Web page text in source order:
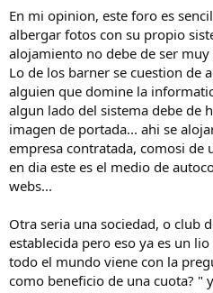
tengo ni idea de como se hace .
en cualquier caso la decision de
porque el dia 22 como ya he dicho
dominio y si nadie se quiere hacer
mas , yo llevo muuuuchos años
como moderador y de
unos cuantos años y me daria
pero antes tenia mas tiempo libre
tambien estoy cansado despues de
En mi opinion, este foro es
albergar fotos con su propio
alojamiento no debe de ser
Lo de los barner se cuestion de
alguien que domine la
algun lado del sistema debe de
imagen de portada... ahi se
empresa contratada, comosi
en dia este es el medio de
webs...
Otra seria una sociedad, o club
establecida pero eso ya es un
todo el mundo viene con la
como beneficio de una cuota? "